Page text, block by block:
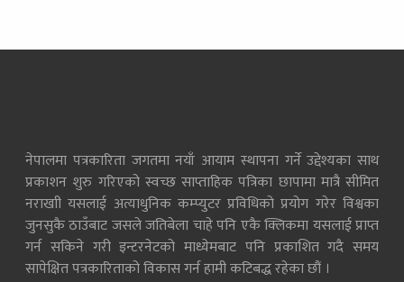
नेपालमा पत्रकारिता जगतमा नयाँ आयाम स्थापना गर्ने उद्देश्यका साथ
प्रकाशन शुरु गरिएको स्वच्छ साप्ताहिक पत्रिका छापामा मात्रै सीमित
नराखाी यसलाई अत्याधुनिक कम्प्युटर प्रविधिको प्रयोग गरेर विश्वका
जुनसुकै ठाउँबाट जसले जतिबेला चाहे पनि एकै क्लिकमा यसलाई प्राप्त
गर्न सकिने गरी इन्टरनेटको माध्येमबाट पनि प्रकाशित गदै समय
सापेक्षित पत्रकारिताको विकास गर्न हामी कटिबद्ध रहेका छौं ।